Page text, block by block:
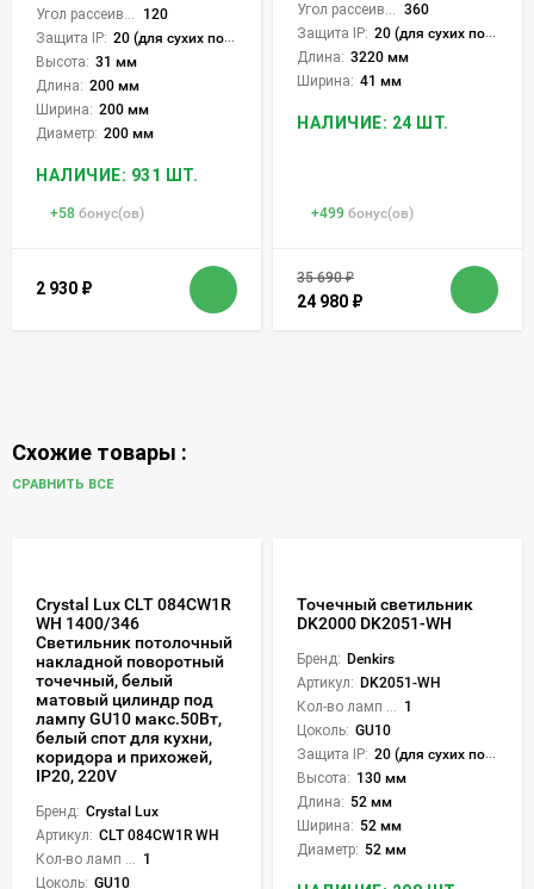
120
Защита IP: 20 (для сухих пом.)
Высота: 31 мм
Длина: 200 мм
Ширина: 200 мм
Диаметр: 200 мм
НАЛИЧИЕ: 931 ШТ.
+58 бонус(ов)
2 930 ₽
Угол рассеивания света °: 360
Защита IP: 20 (для сухих пом.)
Длина: 3220 мм
Ширина: 41 мм
НАЛИЧИЕ: 24 ШТ.
+499 бонус(ов)
35 690₽
24 980 ₽
Схожие товары :
СРАВНИТЬ ВСЕ
Crystal Lux CLT 084CW1R
WH 1400/346
Светильник потолочный
накладной поворотный
точечный, белый
матовый цилиндр под
лампу GU10 макс.50Вт,
белый спот для кухни,
коридора и прихожей,
IP20, 220V
Бренд: Crystal Lux
Артикул: CLT 084CW1R WH
1
Цоколь: GU10
Точечный светильник
DK2000 DK2051-WH
Бренд: Denkirs
Артикул: DK2051-WH
1
Цоколь: GU10
Защита IP: 20 (для сухих пом.)
Высота: 130 мм
Длина: 52 мм
Ширина: 52 мм
Диаметр: 52 мм